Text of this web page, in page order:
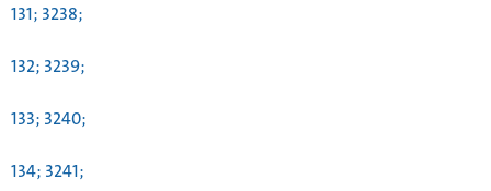
131; 3238;
132; 3239;
133; 3240;
134; 3241;